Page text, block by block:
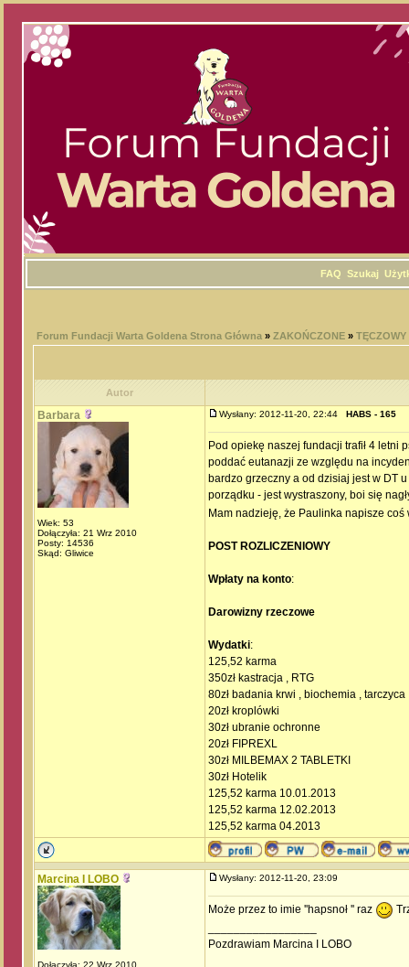
FAQ Szukaj
Forum Fundacji Warta Goldena Strona Główna » ZAKOŃCZONE » TĘCZOWY
Autor
Barbara
Wiek: 53
Dołączyła: 21 Wrz 2010
Posty: 14536
Skąd: Gliwice
Wysłany: 2012-11-20, 22:44 HABS - 165
Pod opiekę naszej fundacji trafił 4
poddać eutanazji ze względu na
bardzo grzeczny a od dzisiaj jest w DT
porządku - jest wystraszony, boi się
Mam nadzieję, że Paulinka napisze coś
POST ROZLICZENIOWY
Wpłaty na konto:
Darowizny rzeczowe
Wydatki:
125,52 karma
350zł kastracja , RTG
80zł badania krwi , biochemia , tarczyca
20zł kroplówki
30zł ubranie ochronne
20zł FIPREXL
30zł MILBEMAX 2 TABLETKI
30zł Hotelik
125,52 karma 10.01.2013
125,52 karma 12.02.2013
125,52 karma 04.2013
Marcina I LOBO
Dołączyła: 22 Wrz 2010
Wysłany: 2012-11-20, 23:09
Może przez to imie ''hapsnoł '' raz
Pozdrawiam Marcina I LOBO